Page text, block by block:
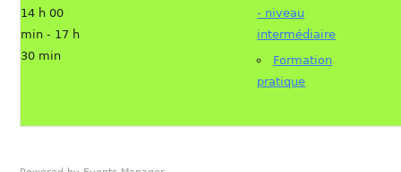
14 h 00
min - 17 h
30 min
- niveau
intermédiaire
Formation
pratique